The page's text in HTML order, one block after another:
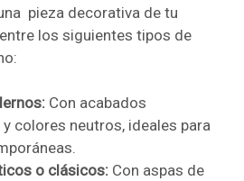
pieza decorativa de tu
los siguientes tipos de
Con acabados
colores neutros, ideales para
o clásicos: Con aspas de